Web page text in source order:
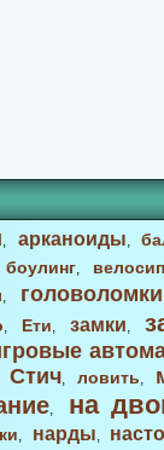
, арканоиды,
боулинг,
, головоломки
, Ети, замки,
Стич,ловить,
, на
, нарды,